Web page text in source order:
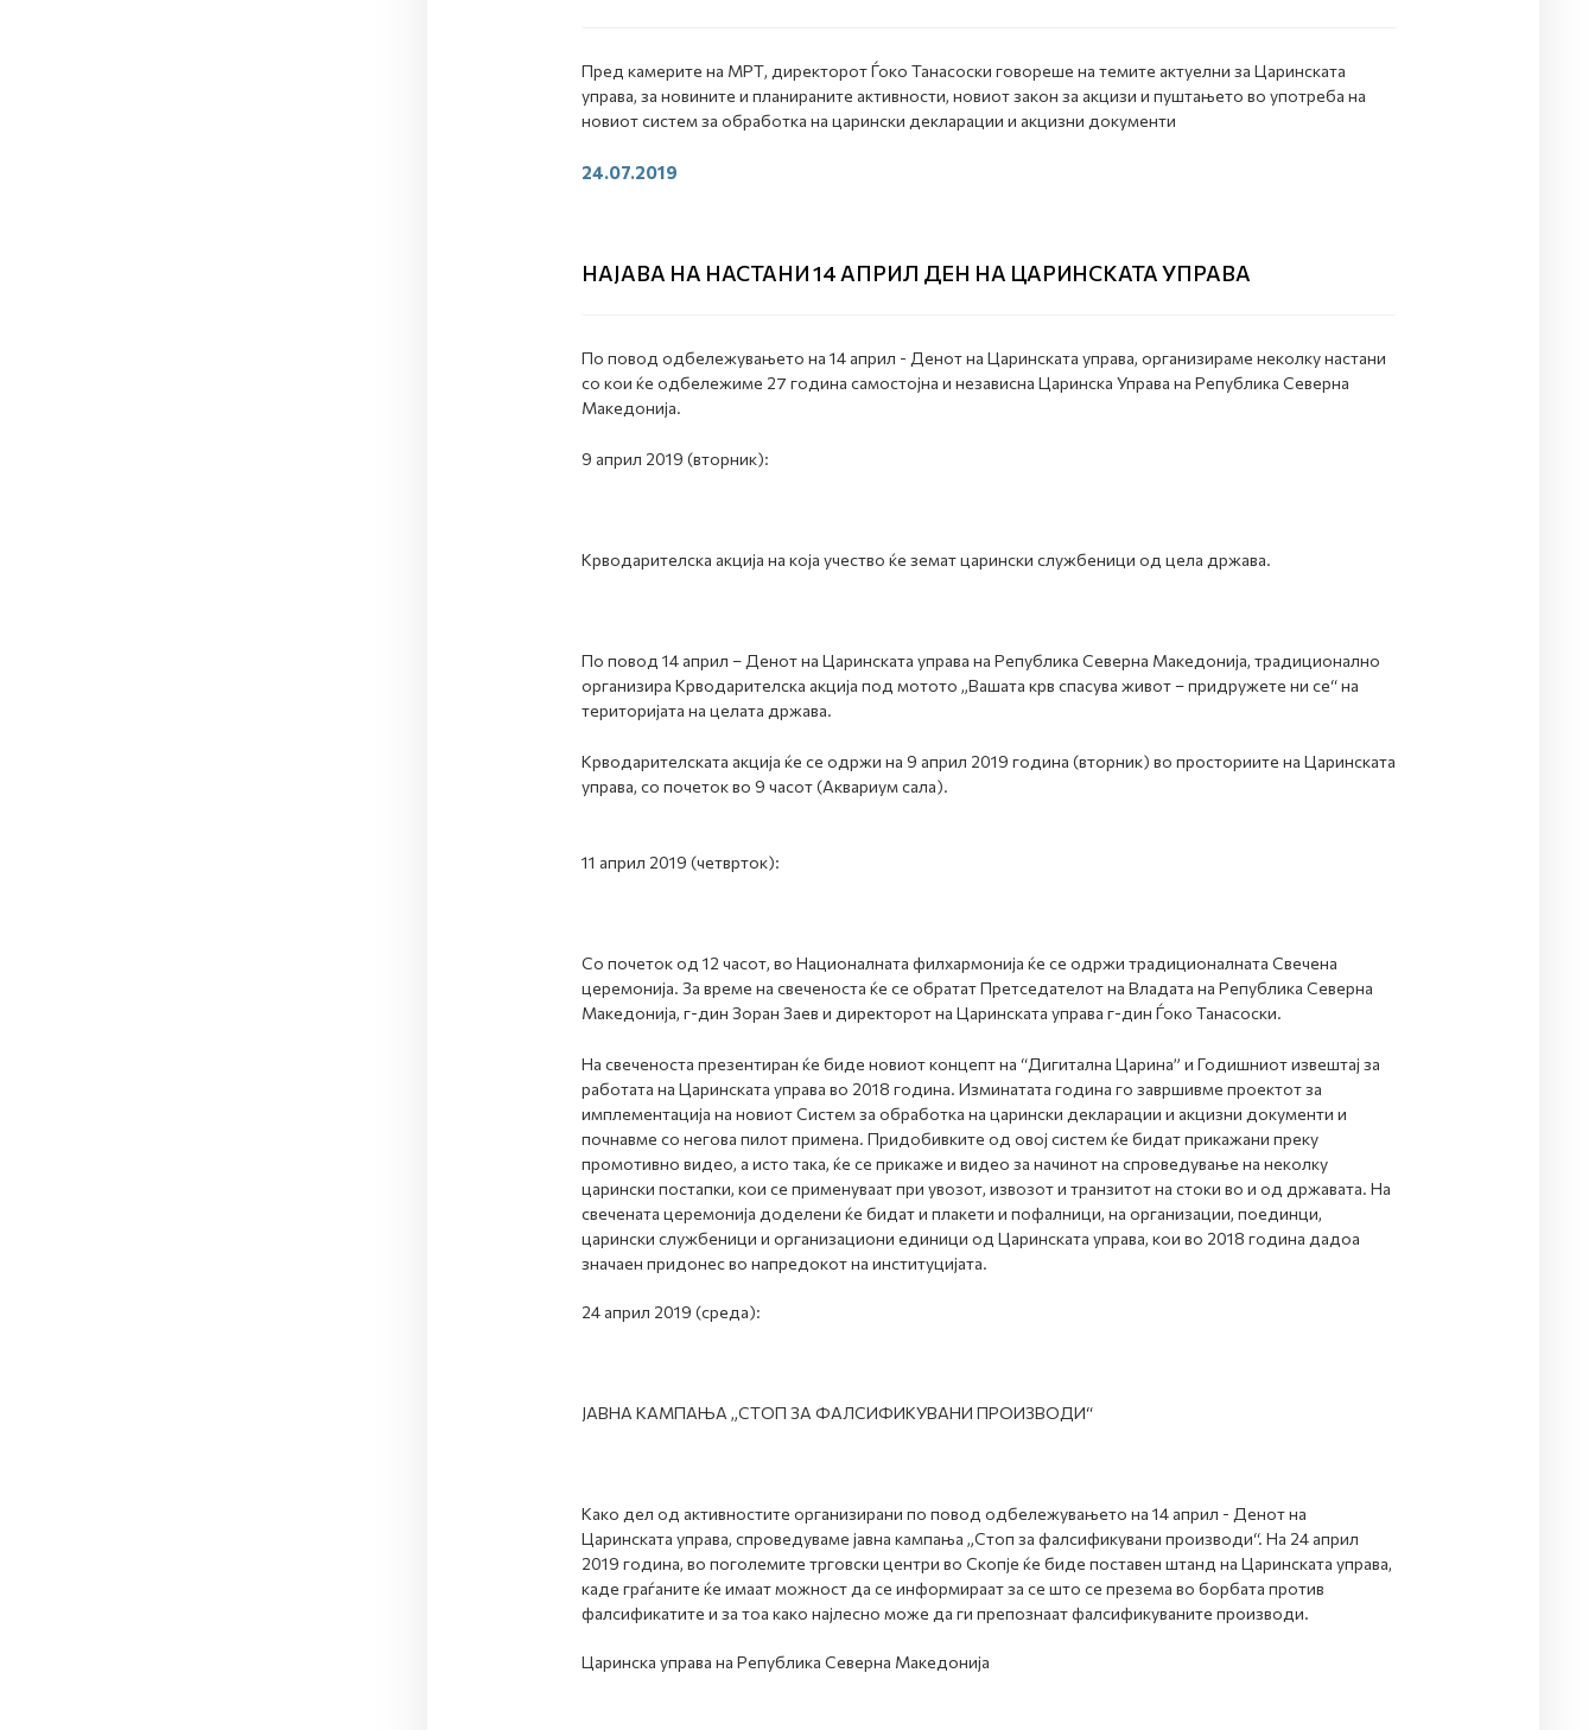
Пред камерите на МРТ, директорот Ѓоко Танасоски говореше на темите актуелни за Царинската
управа, за новините и планираните активности, новиот закон за акцизи и пуштањето во употреба на
новиот систем за обработка на царински декларации и акцизни документи
24.07.2019
НАЈАВА НА НАСТАНИ 14 АПРИЛ ДЕН НА ЦАРИНСКАТА УПРАВА
По повод одбележувањето на 14 април - Денот на Царинската управа, организираме неколку настани
со кои ќе одбележиме 27 година самостојна и независна Царинска Управа на Република Северна
Македонија.
9 април 2019 (вторник):
Крводарителска акција на која учество ќе земат царински службеници од цела држава.
По повод 14 април – Денот на Царинската управа на Република Северна Македонија, традиционално
организира Крводарителска акција под мотото „Вашата крв спасува живот – придружете ни се“ на
територијата на целата држава.
Крводарителската акција ќе се одржи на 9 април 2019 година (вторник) во просториите на Царинската
управа, со почеток во 9 часот (Аквариум сала).
11 април 2019 (четврток):
Со почеток од 12 часот, во Националната филхармонија ќе се одржи традиционалната Свечена
церемонија. За време на свеченоста ќе се обратат Претседателот на Владата на Република Северна
Македонија, г-дин Зоран Заев и директорот на Царинската управа г-дин Ѓоко Танасоски.
На свеченоста презентиран ќе биде новиот концепт на “Дигитална Царина” и Годишниот извештај за
работата на Царинската управа во 2018 година. Изминатата година го завршивме проектот за
имплементација на новиот Систем за обработка на царински декларации и акцизни документи и
почнавме со негова пилот примена. Придобивките од овој систем ќе бидат прикажани преку
промотивно видео, а исто така, ќе се прикаже и видео за начинот на спроведување на неколку
царински постапки, кои се применуваат при увозот, извозот и транзитот на стоки во и од државата. На
свечената церемонија доделени ќе бидат и плакети и пофалници, на организации, поединци,
царински службеници и организациони единици од Царинската управа, кои во 2018 година дадоа
значаен придонес во напредокот на институцијата.
24 април 2019 (среда):
ЈАВНА КАМПАЊА „СТОП ЗА ФАЛСИФИКУВАНИ ПРОИЗВОДИ“
Како дел од активностите организирани по повод одбележувањето на 14 април - Денот на
Царинската управа, спроведуваме јавна кампања „Стоп за фалсификувани производи“. На 24 април
2019 година, во поголемите трговски центри во Скопје ќе биде поставен штанд на Царинската управа,
каде граѓаните ќе имаат можност да се информираат за се што се презема во борбата против
фалсификатите и за тоа како најлесно може да ги препознаат фалсификуваните производи.
Царинска управа на Република Северна Македонија